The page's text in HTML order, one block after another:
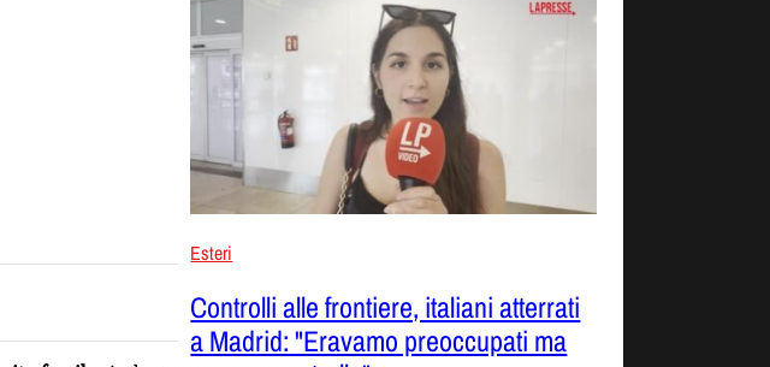
Esteri
Controlli alle frontiere, italiani atterrati
a Madrid: "Eravamo preoccupati ma